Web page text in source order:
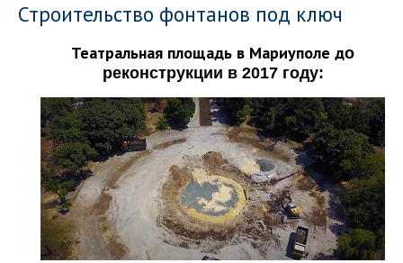
Строительство фонтанов под ключ
Театральная площадь в Мариуполе до
реконструкции в 2017 году: